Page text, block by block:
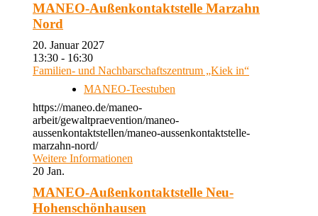
MANEO-Außenkontaktstelle Marzahn
Nord
20. Januar 2027
13:30 - 16:30
Familien- und Nachbarschaftszentrum „Kiek in“
MANEO-Teestuben
https://maneo.de/maneo-
arbeit/gewaltpraevention/maneo-
aussenkontaktstellen/maneo-aussenkontaktstelle-
marzahn-nord/
Weitere Informationen
20 Jan.
MANEO-Außenkontaktstelle Neu-
Hohenschönhausen